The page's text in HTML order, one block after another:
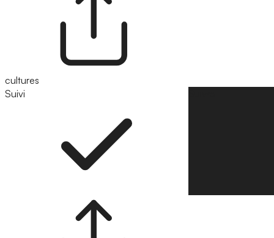
cultures
Suivi